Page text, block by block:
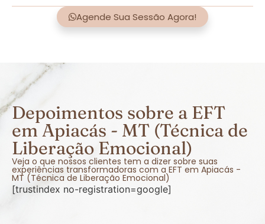
Agende Sua Sessão Agora!
Depoimentos sobre a EFT
em Apiacás - MT (Técnica de
Liberação Emocional)
Veja o que nossos clientes tem a dizer sobre suas
experiências transformadoras com a EFT em Apiacás -
MT (Técnica de Liberação Emocional)
[trustindex no-registration=google]